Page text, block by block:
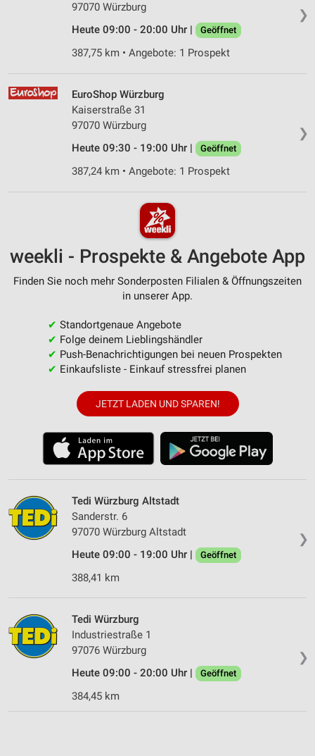
❯
97070 Würzburg
Heute 09:00 - 20:00 Uhr |
Geöffnet
387,75 km • Angebote: 1 Prospekt
❯
EuroShop Würzburg
Kaiserstraße 31
97070 Würzburg
Heute 09:30 - 19:00 Uhr |
Geöffnet
387,24 km • Angebote: 1 Prospekt
weekli - Prospekte & Angebote App
Finden Sie noch mehr Sonderposten Filialen & Öffnungszeiten
in unserer App.
✔ Standortgenaue Angebote
✔ Folge deinem Lieblingshändler
✔ Push-Benachrichtigungen bei neuen Prospekten
✔ Einkaufsliste - Einkauf stressfrei planen
JETZT LADEN UND SPAREN!
❯
Tedi Würzburg Altstadt
Sanderstr. 6
97070 Würzburg Altstadt
Heute 09:00 - 19:00 Uhr |
Geöffnet
388,41 km
❯
Tedi Würzburg
Industriestraße 1
97076 Würzburg
Heute 09:00 - 20:00 Uhr |
Geöffnet
384,45 km